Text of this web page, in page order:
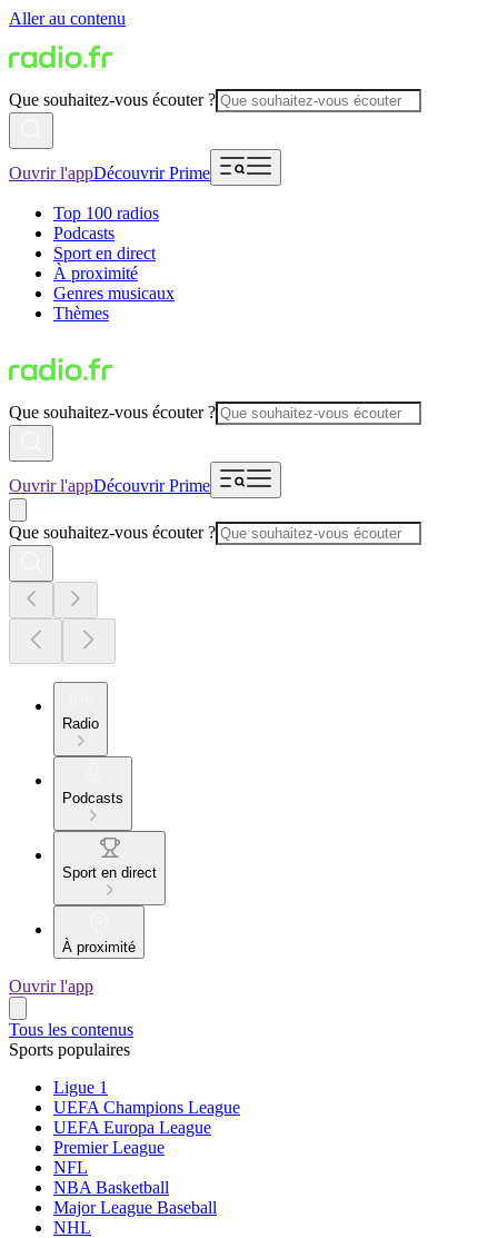
Aller au contenu
Que souhaitez-vous écouter ?
Ouvrir l'appDécouvrir Prime
Top 100 radios
Podcasts
Sport en direct
À proximité
Genres musicaux
Thèmes
Que souhaitez-vous écouter ?
Ouvrir l'appDécouvrir Prime
Que souhaitez-vous écouter ?
Radio
Podcasts
Sport en direct
À proximité
Ouvrir l'app
Tous les contenus
Sports populaires
Ligue 1
UEFA Champions League
UEFA Europa League
Premier League
NFL
NBA Basketball
Major League Baseball
NHL